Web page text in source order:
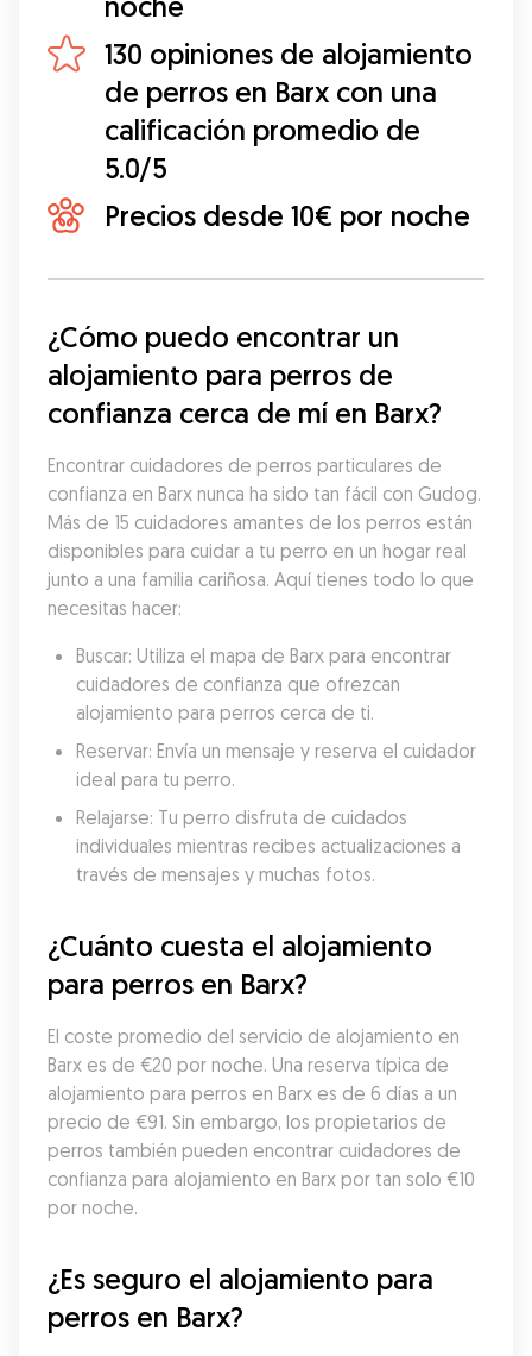
130 opiniones de alojamiento
de perros en Barx con una
calificación promedio de
5.0/5
Precios desde 10€ por noche
¿Cómo puedo encontrar un
alojamiento para perros de
confianza cerca de mí en Barx?
Encontrar cuidadores de perros particulares de
confianza en Barx nunca ha sido tan fácil con Gudog.
Más de 15 cuidadores amantes de los perros están
disponibles para cuidar a tu perro en un hogar real
junto a una familia cariñosa. Aquí tienes todo lo que
necesitas hacer:
Buscar: Utiliza el mapa de Barx para encontrar
cuidadores de confianza que ofrezcan
alojamiento para perros cerca de ti.
Reservar: Envía un mensaje y reserva el cuidador
ideal para tu perro.
Relajarse: Tu perro disfruta de cuidados
individuales mientras recibes actualizaciones a
través de mensajes y muchas fotos.
¿Cuánto cuesta el alojamiento
para perros en Barx?
El coste promedio del servicio de alojamiento en
Barx es de €20 por noche. Una reserva típica de
alojamiento para perros en Barx es de 6 días a un
precio de €91. Sin embargo, los propietarios de
perros también pueden encontrar cuidadores de
confianza para alojamiento en Barx por tan solo €10
por noche.
¿Es seguro el alojamiento para
perros en Barx?